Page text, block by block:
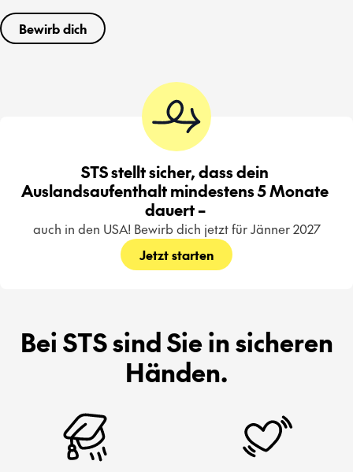
Bewirb dich
STS stellt sicher, dass dein
Auslandsaufenthalt mindestens 5 Monate
dauert –
auch in den USA! Bewirb dich jetzt für Jänner 2027
Jetzt starten
Bei STS sind Sie in sicheren
Händen.